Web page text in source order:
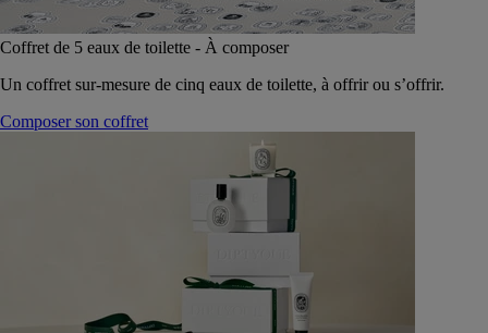
Coffret de 5 eaux de toilette - À composer
Un coffret sur-mesure de cinq eaux de toilette, à offrir ou s’offrir.
Composer son coffret